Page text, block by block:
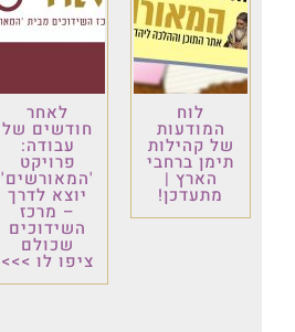
לוח
המודעות
של קהילות
תימן ברחבי
הארץ |
מתעדכן!
לאחר
חודשים של
עבודה:
פרויקט
'המאורשים'
יוצא לדרך
– מרכז
השידוכים
שכולם
ציפו לו >>>